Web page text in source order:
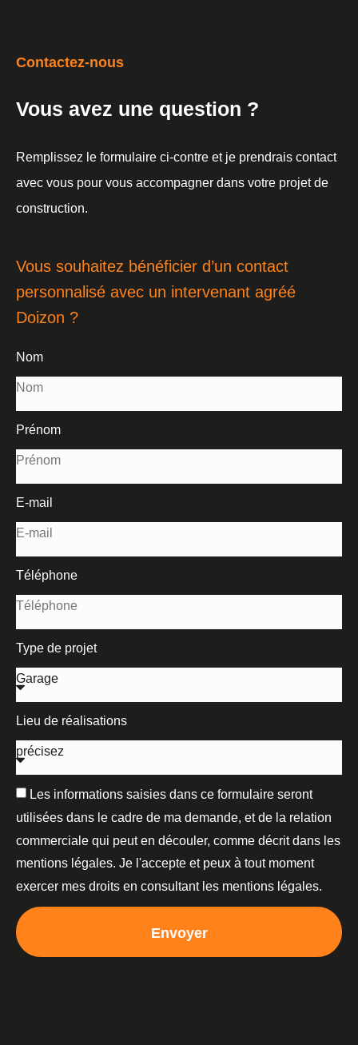
Contactez-nous
Vous avez une question ?
Remplissez le formulaire ci-contre et je prendrais contact
avec vous pour vous accompagner dans votre projet de
construction.
Vous souhaitez bénéficier d’un contact
personnalisé avec un intervenant agréé
Doizon ?
Nom
Prénom
E-mail
Téléphone
Type de projet
Lieu de réalisations
Les informations saisies dans ce formulaire seront
utilisées dans le cadre de ma demande, et de la relation
commerciale qui peut en découler, comme décrit dans les
mentions légales. Je l'accepte et peux à tout moment
exercer mes droits en consultant les mentions légales.
Envoyer